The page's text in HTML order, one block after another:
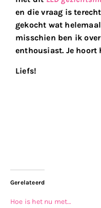
en die vraag is
gekocht wat
misschien ben ik
enthousiast. Je hoort
Liefs!
Gerelateerd
Hoe is het nu met…